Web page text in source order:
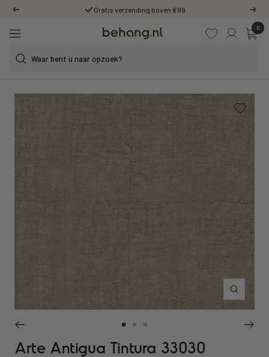
naar
content
Vorige Gratis verzending boven €99
0
Behang.nl
Navigatie
Inzoomen
naarnaarnaar
Arte Antigua Tintura 33030